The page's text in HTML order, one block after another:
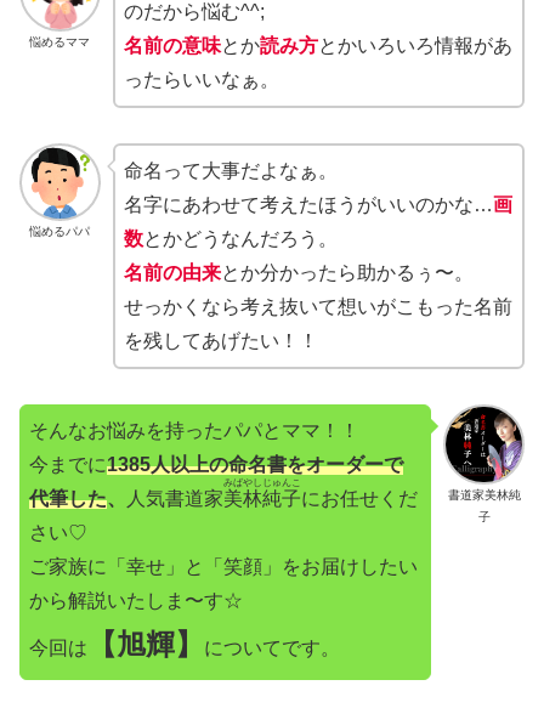
悩めるママ
のだから悩む^^;
名前の意味とか読み方とかいろいろ情報があ
ったらいいなぁ。
悩めるパパ
命名って大事だよなぁ。
名字にあわせて考えたほうがいいのかな…画
数とかどうなんだろう。
名前の由来とか分かったら助かるぅ〜。
せっかくなら考え抜いて想いがこもった名前
を残してあげたい！！
書道家美林純
子
そんなお悩みを持ったパパとママ！！
今までに1385人以上の命名書をオーダーで
代筆した、 人気書道家美林純子
みばやしじゅんこ
にお任せくだ
さい♡
ご家族に「幸せ」と「笑顔」をお届けしたい
から解説いたしま〜す☆
今回は 【旭輝】 についてです。